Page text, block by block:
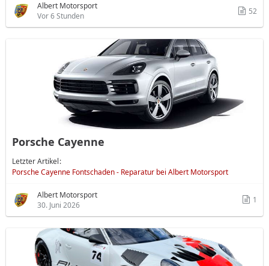
Albert Motorsport
Vor 6 Stunden
52
Porsche Cayenne
Letzter Artikel
Porsche Cayenne Fontschaden - Reparatur bei Albert Motorsport
Albert Motorsport
30. Juni 2026
1